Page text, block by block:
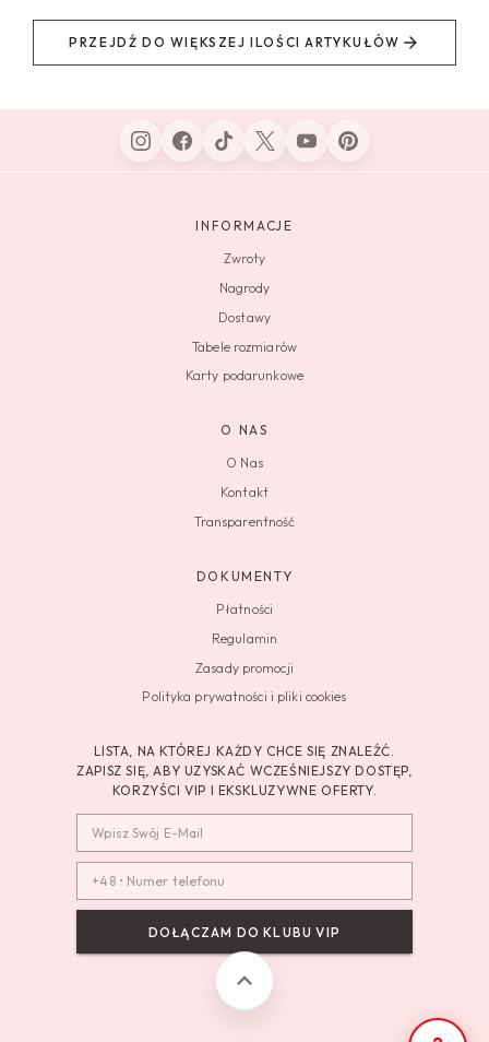
PRZEJDŹ DO WIĘKSZEJ ILOŚCI ARTYKUŁÓW
INFORMACJE
Zwroty
Nagrody
Dostawy
Tabele rozmiarów
Karty podarunkowe
O NAS
O Nas
Kontakt
Transparentność
DOKUMENTY
Płatności
Regulamin
Zasady promocji
Polityka prywatności i pliki cookies
LISTA, NA KTÓREJ KAŻDY CHCE SIĘ ZNALEŹĆ.
ZAPISZ SIĘ, ABY UZYSKAĆ WCZEŚNIEJSZY DOSTĘP,
KORZYŚCI VIP I EKSKLUZYWNE OFERTY.
DOŁĄCZAM DO KLUBU VIP